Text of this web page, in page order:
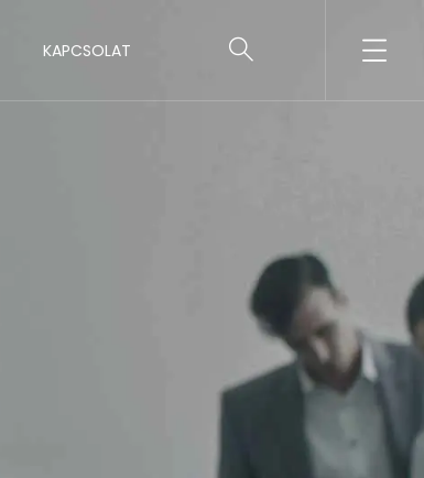
KAPCSOLAT